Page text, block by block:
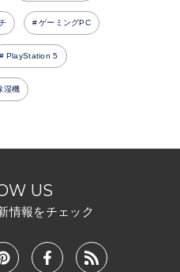
ゲーミングPC
PlayStation 5
湿機
US
情報をチェック